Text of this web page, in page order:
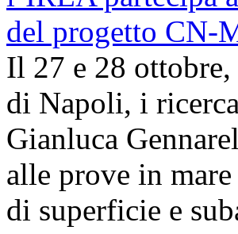
Il 27 e 28
di Napoli, i
Gianluca
alle prove in
di superficie e